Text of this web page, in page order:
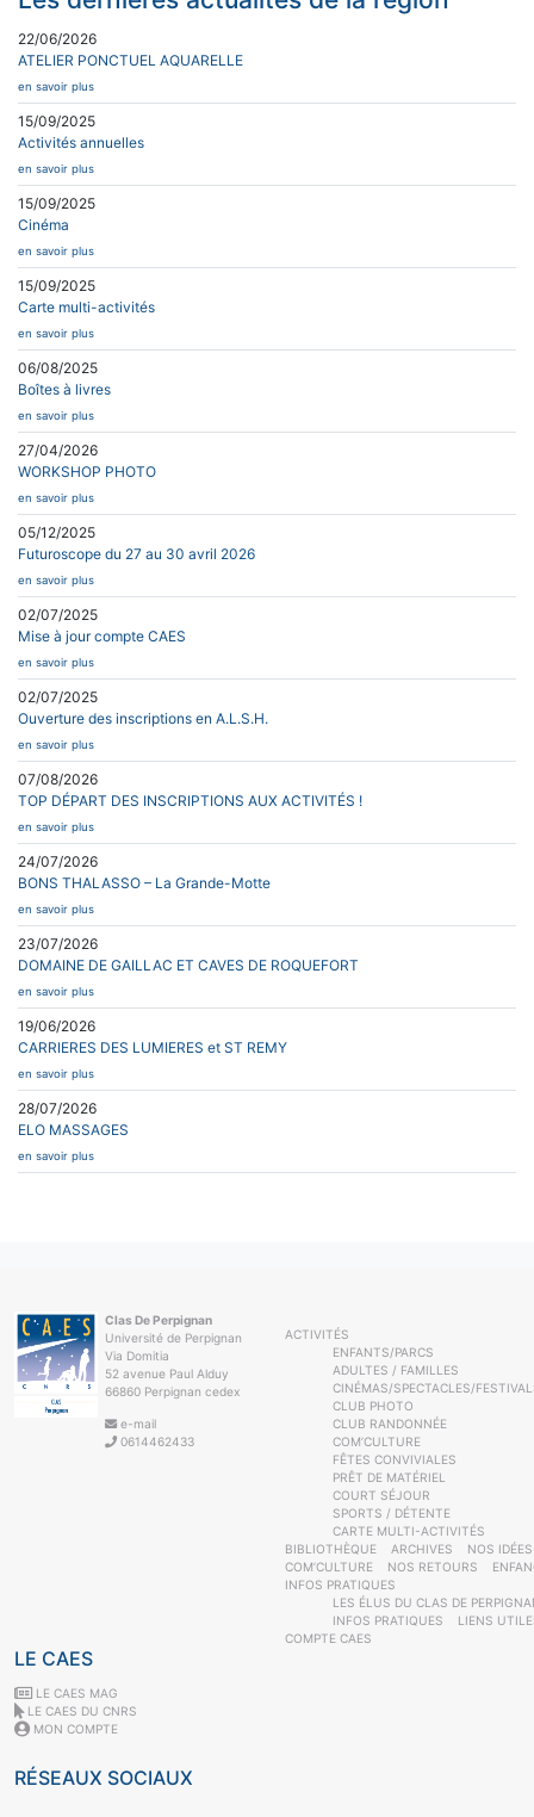
22/06/2026
ATELIER PONCTUEL AQUARELLE
en savoir plus
15/09/2025
Activités annuelles
en savoir plus
15/09/2025
Cinéma
en savoir plus
15/09/2025
Carte multi-activités
en savoir plus
06/08/2025
Boîtes à livres
en savoir plus
27/04/2026
WORKSHOP PHOTO
en savoir plus
05/12/2025
Futuroscope du 27 au 30 avril 2026
en savoir plus
02/07/2025
Mise à jour compte CAES
en savoir plus
02/07/2025
Ouverture des inscriptions en A.L.S.H.
en savoir plus
07/08/2026
TOP DÉPART DES INSCRIPTIONS AUX ACTIVITÉS !
en savoir plus
24/07/2026
BONS THALASSO – La Grande-Motte
en savoir plus
23/07/2026
DOMAINE DE GAILLAC ET CAVES DE ROQUEFORT
en savoir plus
19/06/2026
CARRIERES DES LUMIERES et ST REMY
en savoir plus
28/07/2026
ELO MASSAGES
en savoir plus
Clas De Perpignan
Université de Perpignan
Via Domitia
52 avenue Paul Alduy
66860 Perpignan cedex
e-mail
0614462433
ACTIVITÉS
ENFANTS/PARCS
ADULTES / FAMILLES
CINÉMAS/SPECTACLES/
CLUB PHOTO
CLUB RANDONNÉE
COM’CULTURE
FÊTES CONVIVIALES
PRÊT DE MATÉRIEL
COURT SÉJOUR
SPORTS / DÉTENTE
CARTE MULTI-ACTIVITÉS
BIBLIOTHÈQUE
ARCHIVES
NOS IDÉES
COM’CULTURE
NOS RETOURS
INFOS PRATIQUES
LES ÉLUS DU CLAS DE
INFOS PRATIQUES
LIENS
COMPTE CAES
LE CAES
LE CAES MAG
LE CAES DU CNRS
MON COMPTE
RÉSEAUX SOCIAUX